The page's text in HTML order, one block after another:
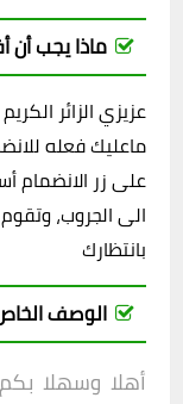
ماذا يجب أن
عزيزي الزائر
ماعليك فعله
على زر الانضمام
الى الجروب،
بانتظارك
الوصف
أهلا وسهلا